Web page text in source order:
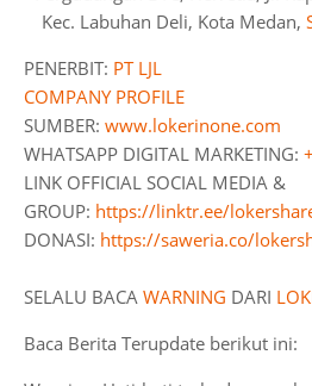
Kec. Labuhan Deli, Kota Medan,
PENERBIT: PT LJL
COMPANY PROFILE
SUMBER: www.lokerinone.com
WHATSAPP DIGITAL MARKETING:
LINK OFFICIAL SOCIAL MEDIA &
GROUP: https://linktr.ee/
DONASI: https://saweria.co/
SELALU BACA WARNING DARI
Baca Berita Terupdate berikut ini: